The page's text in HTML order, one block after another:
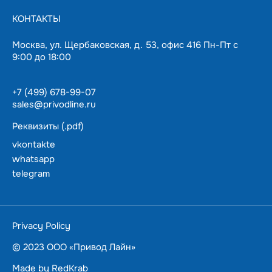
варианты решения.
Ценим ваше время — подберем и доставим в
пределах Москвы
в течении суток.
КОНТАКТЫ
Москва, ул. Щербаковская, д. 53, офис 416 Пн-Пт с
9:00 до 18:00
+7 (499) 678-99-07
sales@privodline.ru
Реквизиты (.pdf)
vkontakte
whatsapp
telegram
Privacy Policy
© 2023 ООО «Привод Лайн»
Made by RedKrab